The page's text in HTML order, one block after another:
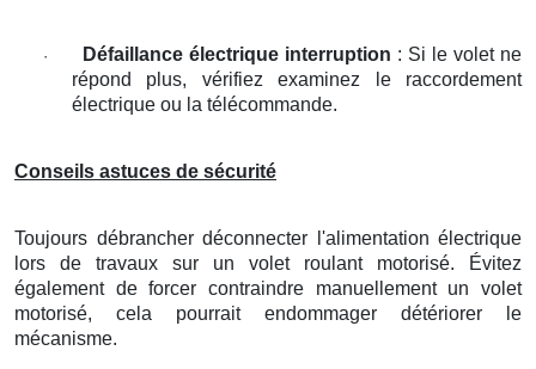
· Défaillance électrique interruption : Si le volet ne
répond plus, vérifiez examinez le raccordement
électrique ou la télécommande.
Conseils astuces de sécurité
Toujours débrancher déconnecter l'alimentation électrique
lors de travaux sur un volet roulant motorisé. Évitez
également de forcer contraindre manuellement un volet
motorisé, cela pourrait endommager détériorer le
mécanisme.